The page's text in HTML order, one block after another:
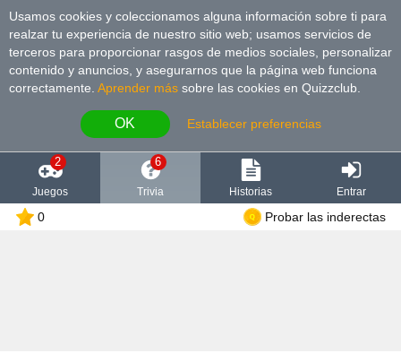
Usamos cookies y coleccionamos alguna información sobre ti para
realzar tu experiencia de nuestro sitio web; usamos servicios de
terceros para proporcionar rasgos de medios sociales, personalizar
contenido y anuncios, y asegurarnos que la página web funciona
correctamente. Aprender más sobre las cookies en Quizzclub.
OK Establecer preferencias
2
Juegos
6
Trivia Historias Entrar
0 Probar las inderectas